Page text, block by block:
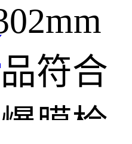
符合
膜检